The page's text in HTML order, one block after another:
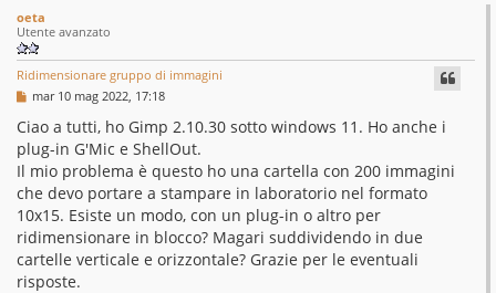
oeta
Utente avanzato
Ridimensionare gruppo di immagini
M
s
s
a
g
g
i
o
mar 10 mag 2022, 17:18
Ciao a tutti, ho Gimp 2.10.30 sotto windows 11. Ho anche i
plug-in G'Mic e ShellOut.
Il mio problema è questo ho una cartella con 200 immagini
che devo portare a stampare in laboratorio nel formato
10x15. Esiste un modo, con un plug-in o altro per
ridimensionare in blocco? Magari suddividendo in due
cartelle verticale e orizzontale? Grazie per le eventuali
risposte.